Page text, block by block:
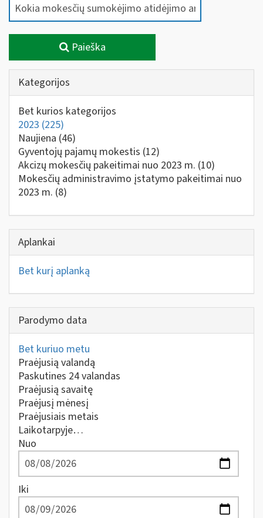
Paieška
Kategorijos
Bet kurios kategorijos
2023 (225)
Naujiena (46)
Gyventojų pajamų mokestis (12)
Akcizų mokesčių pakeitimai nuo 2023 m. (10)
Mokesčių administravimo įstatymo pakeitimai nuo
2023 m. (8)
Aplankai
Bet kurį aplanką
Parodymo data
Bet kuriuo metu
Praėjusią valandą
Paskutines 24 valandas
Praėjusią savaitę
Praėjusį mėnesį
Praėjusiais metais
Laikotarpyje…
Nuo
Iki